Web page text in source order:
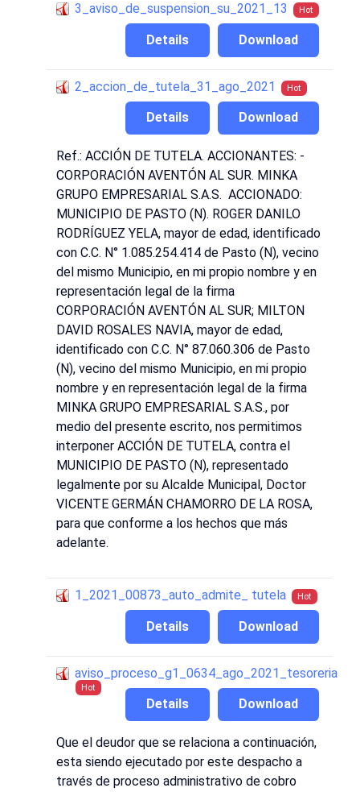
3_aviso_de_suspension_su_2021_13 Hot
Download
Details
2_accion_de_tutela_31_ago_2021 Hot
Download
Details
Ref.: ACCIÓN DE TUTELA. ACCIONANTES: -
CORPORACIÓN AVENTÓN AL SUR. MINKA
GRUPO EMPRESARIAL S.A.S. ACCIONADO:
MUNICIPIO DE PASTO (N). ROGER DANILO
RODRÍGUEZ YELA, mayor de edad, identificado
con C.C. N° 1.085.254.414 de Pasto (N), vecino
del mismo Municipio, en mi propio nombre y en
representación legal de la firma
CORPORACIÓN AVENTÓN AL SUR; MILTON
DAVID ROSALES NAVIA, mayor de edad,
identificado con C.C. N° 87.060.306 de Pasto
(N), vecino del mismo Municipio, en mi propio
nombre y en representación legal de la firma
MINKA GRUPO EMPRESARIAL S.A.S., por
medio del presente escrito, nos permitimos
interponer ACCIÓN DE TUTELA, contra el
MUNICIPIO DE PASTO (N), representado
legalmente por su Alcalde Municipal, Doctor
VICENTE GERMÁN CHAMORRO DE LA ROSA,
para que conforme a los hechos que más
adelante.
1_2021_00873_auto_admite_ tutela Hot
Download
Details
aviso_proceso_g1_0634_ago_2021_tesoreria
Hot
Download
Details
Que el deudor que se relaciona a continuación,
esta siendo ejecutado por este despacho a
través de proceso administrativo de cobro